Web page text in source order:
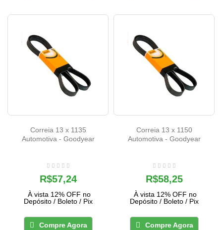
Correia 13 x 1135
Automotiva - Goodyear
R$57,24
À vista 12% OFF no
Depósito / Boleto / Pix
Compre Agora
Correia 13 x 1150
Automotiva - Goodyear
R$58,25
À vista 12% OFF no
Depósito / Boleto / Pix
Compre Agora